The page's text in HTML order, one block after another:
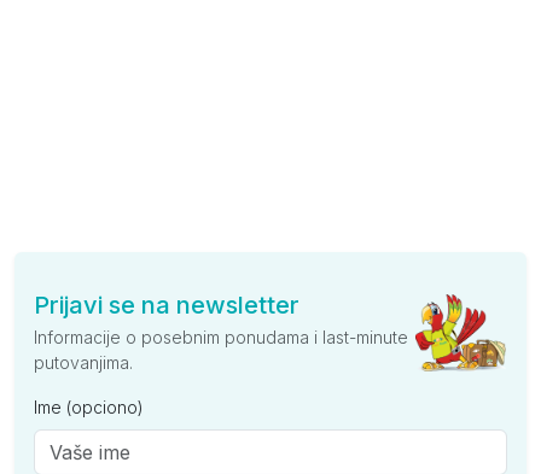
Prijavi se na newsletter
Informacije o posebnim ponudama i last-minute
putovanjima.
Ime (opciono)